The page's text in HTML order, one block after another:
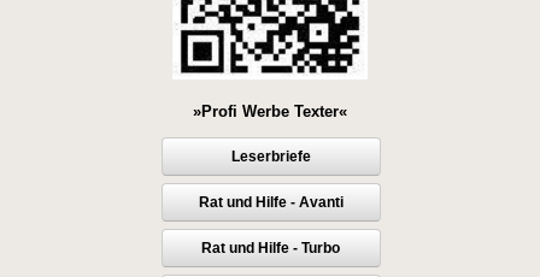
»Profi Werbe Texter«
Leserbriefe
Rat und Hilfe - Avanti
Rat und Hilfe - Turbo